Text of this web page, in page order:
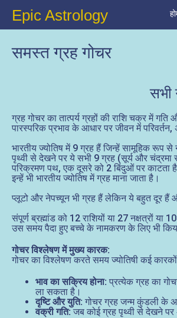
Epic Astrology
समस्त ग्रह गोचर
सभी
ग्रह गोचर का तात्पर्य ग्रहों की राशि चक्र में
पारस्परिक प्रभाव के आधार पर जीवन में
भारतीय ज्योतिष में 9 ग्रह हैं जिन्हें सामूहिक रूप
पृथ्वी से देखने पर ये सभी 9 ग्रह (सूर्य और चंद्रमा
परिक्रमण पथ, एक दूसरे को 2 बिंदुओं पर काटता
इन्हें भी भारतीय ज्योतिष में ग्रह माना जाता है।
प्लूटो और नेपच्यून भी ग्रह हैं लेकिन ये बहुत दूर हैं
संपूर्ण ब्रह्मांड को 12 राशियों या 27 नक्षत्रों
उस समय पैदा हुए बच्चे के नामकरण के लिए भी
गोचर विश्लेषण में मुख्य कारक:
गोचर का विश्लेषण करते समय ज्योतिषी कई
भाव का सक्रिय होना: प्रत्येक ग्रह का
ला सकता है।
दृष्टि और युति: गोचर ग्रह जन्म कुंडली के
वक्री गति:जब कोई ग्रह पृथ्वी से देखने पर